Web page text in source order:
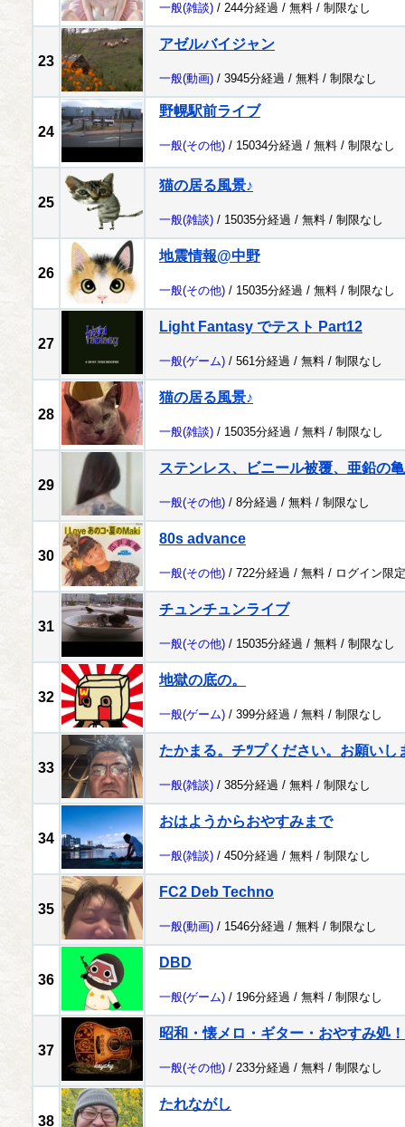
一般(雑談) / 244分経過 / 無料 / 制限なし
23
アゼルバイジャン
一般(動画) / 3945分経過 / 無料 / 制限なし
24
野幌駅前ライブ
一般(その他) / 15034分経過 / 無料 / 制限なし
25
猫の居る風景♪
一般(雑談) / 15035分経過 / 無料 / 制限なし
26
地震情報@中野
一般(その他) / 15035分経過 / 無料 / 制限なし
27
Light Fantasy でテスト Part12
一般(ゲーム) / 561分経過 / 無料 / 制限なし
28
猫の居る風景♪
一般(雑談) / 15035分経過 / 無料 / 制限なし
29
ステンレス、ビニール被覆、亜鉛の
一般(その他) / 8分経過 / 無料 / 制限なし
30
80s advance
一般(その他) / 722分経過 / 無料 / ログイン限定
31
チュンチュンライブ
一般(その他) / 15035分経過 / 無料 / 制限なし
32
地獄の底の。
一般(ゲーム) / 399分経過 / 無料 / 制限なし
33
たかまる。チﾂプください。お願いし
一般(雑談) / 385分経過 / 無料 / 制限なし
34
おはようからおやすみまで
一般(雑談) / 450分経過 / 無料 / 制限なし
35
FC2 Deb Techno
一般(動画) / 1546分経過 / 無料 / 制限なし
36
DBD
一般(ゲーム) / 196分経過 / 無料 / 制限なし
37
昭和・懐メロ・ギター・おやすみ処！
一般(その他) / 233分経過 / 無料 / 制限なし
38
たれながし